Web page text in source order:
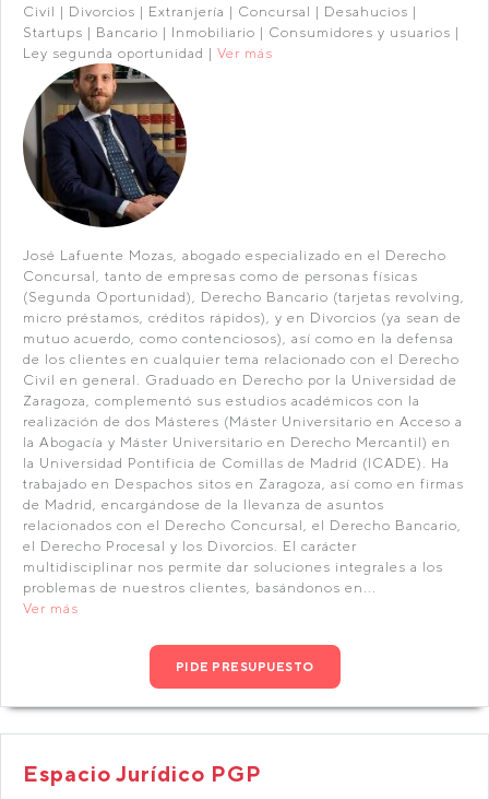
Civil | Divorcios | Extranjería | Concursal | Desahucios |
Startups | Bancario | Inmobiliario | Consumidores y usuarios |
Ley segunda oportunidad | Ver más
José Lafuente Mozas, abogado especializado en el Derecho
Concursal, tanto de empresas como de personas físicas
(Segunda Oportunidad), Derecho Bancario (tarjetas revolving,
micro préstamos, créditos rápidos), y en Divorcios (ya sean de
mutuo acuerdo, como contenciosos), así como en la defensa
de los clientes en cualquier tema relacionado con el Derecho
Civil en general. Graduado en Derecho por la Universidad de
Zaragoza, complementó sus estudios académicos con la
realización de dos Másteres (Máster Universitario en Acceso a
la Abogacía y Máster Universitario en Derecho Mercantil) en
la Universidad Pontificia de Comillas de Madrid (ICADE). Ha
trabajado en Despachos sitos en Zaragoza, así como en firmas
de Madrid, encargándose de la llevanza de asuntos
relacionados con el Derecho Concursal, el Derecho Bancario,
el Derecho Procesal y los Divorcios. El carácter
multidisciplinar nos permite dar soluciones integrales a los
problemas de nuestros clientes, basándonos en...
Ver más
PIDE PRESUPUESTO
Espacio Jurídico PGP